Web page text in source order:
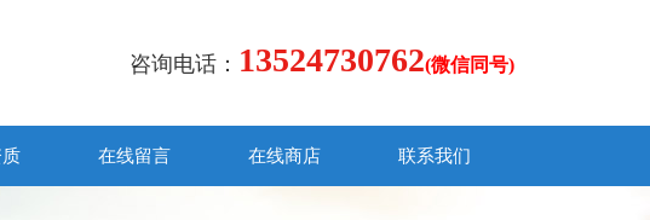
咨询电话： 13524730762(微信同号)
在线留言 在线商店 联系我们